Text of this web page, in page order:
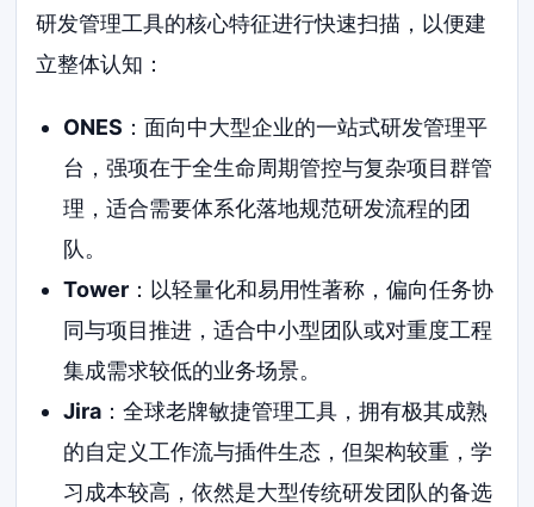
研发管理工具的核心特征进行快速扫描，以便建
立整体认知：
ONES ：面向中大型企业的一站式研发管理平
台，强项在于全生命周期管控与复杂项目群管
理，适合需要体系化落地规范研发流程的团
队。
Tower：以轻量化和易用性著称，偏向任务协
同与项目推进，适合中小型团队或对重度工程
集成需求较低的业务场景。
Jira：全球老牌敏捷管理工具，拥有极其成熟
的自定义工作流与插件生态，但架构较重，学
习成本较高，依然是大型传统研发团队的备选